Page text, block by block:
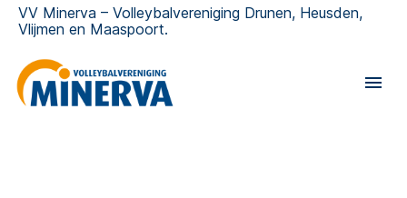
VV Minerva – Volleybalvereniging Drunen, Heusden,
Vlijmen en Maaspoort.